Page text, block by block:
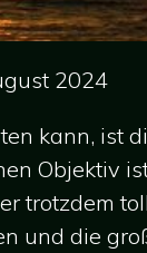
2024
kann, ist
Objektiv
trotzdem
und die